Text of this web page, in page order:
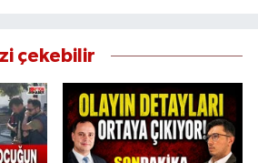
çekebilir